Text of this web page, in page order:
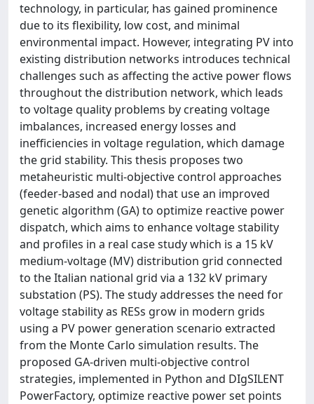
technology, in particular, has gained prominence
due to its flexibility, low cost, and minimal
environmental impact. However, integrating PV into
existing distribution networks introduces technical
challenges such as affecting the active power flows
throughout the distribution network, which leads
to voltage quality problems by creating voltage
imbalances, increased energy losses and
inefficiencies in voltage regulation, which damage
the grid stability. This thesis proposes two
metaheuristic multi-objective control approaches
(feeder-based and nodal) that use an improved
genetic algorithm (GA) to optimize reactive power
dispatch, which aims to enhance voltage stability
and profiles in a real case study which is a 15 kV
medium-voltage (MV) distribution grid connected
to the Italian national grid via a 132 kV primary
substation (PS). The study addresses the need for
voltage stability as RESs grow in modern grids
using a PV power generation scenario extracted
from the Monte Carlo simulation results. The
proposed GA-driven multi-objective control
strategies, implemented in Python and DIgSILENT
PowerFactory, optimize reactive power set points